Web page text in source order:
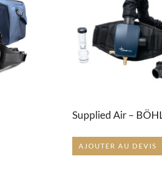
Supplied Air –
AJOUTER AU DEVIS